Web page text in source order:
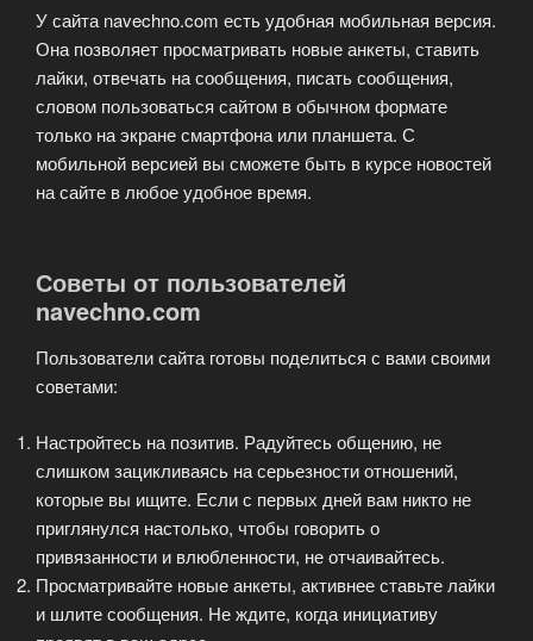
У сайта navechno.com есть удобная мобильная версия.
Она позволяет просматривать новые анкеты, ставить
лайки, отвечать на сообщения, писать сообщения,
словом пользоваться сайтом в обычном формате
только на экране смартфона или планшета. С
мобильной версией вы сможете быть в курсе новостей
на сайте в любое удобное время.
Советы от пользователей
navechno.com
Пользователи сайта готовы поделиться с вами своими
советами:
Настройтесь на позитив. Радуйтесь общению, не
слишком зацикливаясь на серьезности отношений,
которые вы ищите. Если с первых дней вам никто не
приглянулся настолько, чтобы говорить о
привязанности и влюбленности, не отчаивайтесь.
Просматривайте новые анкеты, активнее ставьте лайки
и шлите сообщения. Не ждите, когда инициативу